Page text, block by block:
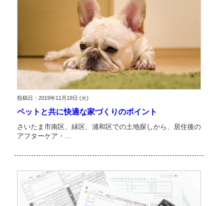
投稿日：2019年11月19日 (火)
ペットと共に快適な家づくりのポイント
さいたま市南区、緑区、浦和区での土地探しから、居住後の
アフターケア・…